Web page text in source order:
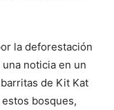
la deforestación
noticia en un
de Kit Kat
bosques,